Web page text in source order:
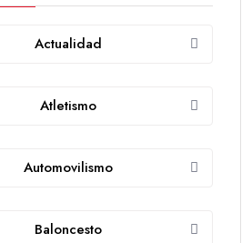
Actualidad
Atletismo
Automovilismo
Baloncesto